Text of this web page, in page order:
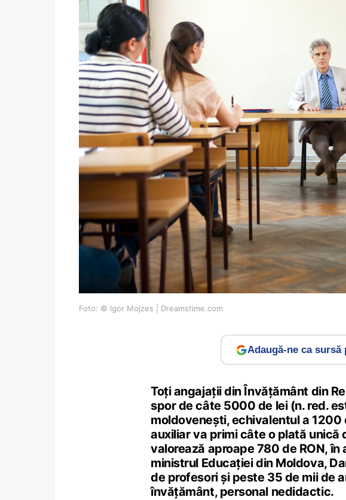
Foto: © Igor Mojzes | Dreamstime.com
Adaugă-ne ca
Toți angajații din Învățământ din
spor de câte 5000 de lei (n. red.
moldovenești, echivalentul a
auxiliar va primi câte o plată
valorează aproape 780 de RON, în
ministrul Educației din Moldova,
de profesori și peste 35 de mii de
învățământ, personal nedidactic.